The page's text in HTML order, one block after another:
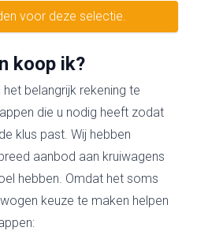
voor deze selectie.
koop ik?
belangrijk rekening te
die u nodig heeft zodat
klus past. Wij hebben
aanbod aan kruiwagens
hebben. Omdat het soms
keuze te maken helpen